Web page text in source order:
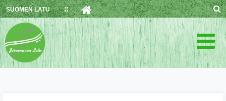
Skip
to
content
SUOMEN LATU